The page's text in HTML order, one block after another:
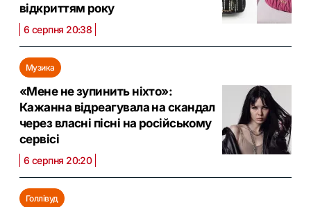
відкриттям року
6 серпня 20:38
Музика
«Мене не зупинить ніхто»:
Кажанна відреагувала на скандал
через власні пісні на російському
сервісі
6 серпня 20:20
Голлівуд